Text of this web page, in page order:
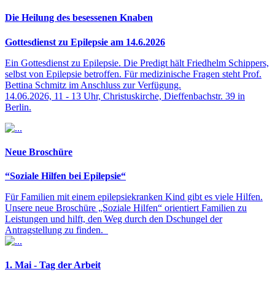
Die Heilung des besessenen Knaben
Gottesdienst zu Epilepsie am 14.6.2026
Ein Gottesdienst zu Epilepsie. Die Predigt hält Friedhelm Schippers,
selbst von Epilepsie betroffen. Für medizinische Fragen steht Prof.
Bettina Schmitz im Anschluss zur Verfügung.
14.06.2026, 11 - 13 Uhr, Christuskirche, Dieffenbachstr. 39 in
Berlin.
Neue Broschüre
“Soziale Hilfen bei Epilepsie“
Für Familien mit einem epilepsiekranken Kind gibt es viele Hilfen.
Unsere neue Broschüre „Soziale Hilfen“ orientiert Familien zu
Leistungen und hilft, den Weg durch den Dschungel der
Antragstellung zu finden.
1. Mai - Tag der Arbeit